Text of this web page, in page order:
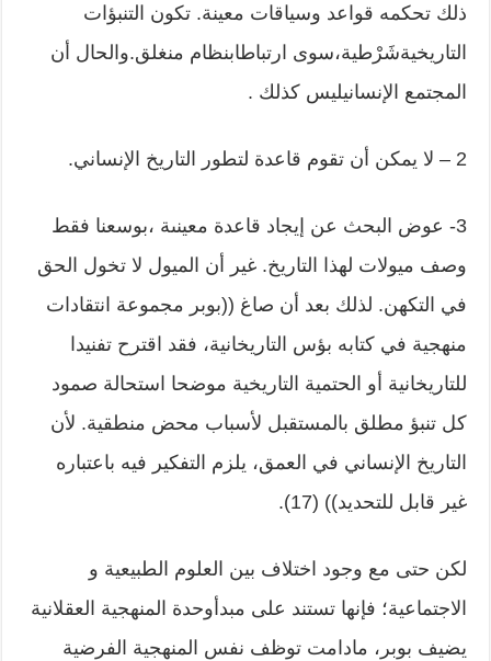
ذلك تحكمه قواعد وسياقات معينة. تكون التنبؤات
التاريخيةشَرْطية،سوى ارتباطابنظام منغلق.والحال أن
المجتمع الإنسانيليس كذلك .
2 – لا يمكن أن تقوم قاعدة لتطور التاريخ الإنساني.
3- عوض البحث عن إيجاد قاعدة معينىة ،بوسعنا فقط
وصف ميولات لهذا التاريخ. غير أن الميول لا تخول الحق
في التكهن. لذلك بعد أن صاغ ((بوبر مجموعة انتقادات
منهجية في كتابه بؤس التاريخانية، فقد اقترح تفنيدا
للتاريخانية أو الحتمية التاريخية موضحا استحالة صمود
كل تنبؤ مطلق بالمستقبل لأسباب محض منطقية. لأن
التاريخ الإنساني في العمق، يلزم التفكير فيه باعتباره
غير قابل للتحديد)) (17).
لكن حتى مع وجود اختلاف بين العلوم الطبيعية و
الاجتماعية؛ فإنها تستند على مبدأوحدة المنهجية العقلانية
يضيف بوبر، مادامت توظف نفس المنهجية الفرضية